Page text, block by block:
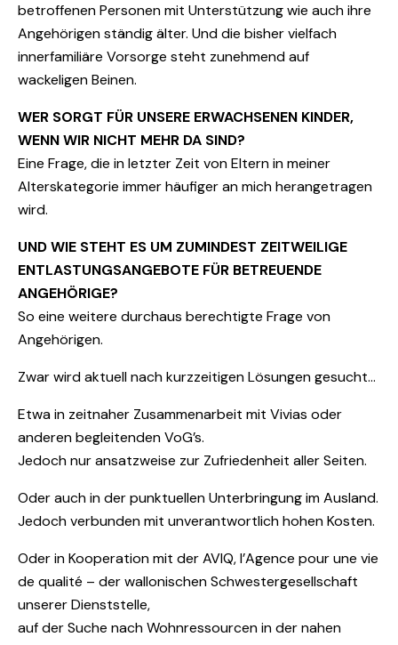
betroffenen Personen mit Unterstützung wie auch ihre
Angehörigen ständig älter. Und die bisher vielfach
innerfamiliäre Vorsorge steht zunehmend auf
wackeligen Beinen.
WER SORGT FÜR UNSERE ERWACHSENEN KINDER,
WENN WIR NICHT MEHR DA SIND?
Eine Frage, die in letzter Zeit von Eltern in meiner
Alterskategorie immer häufiger an mich herangetragen
wird.
UND WIE STEHT ES UM ZUMINDEST ZEITWEILIGE
ENTLASTUNGSANGEBOTE FÜR BETREUENDE
ANGEHÖRIGE?
So eine weitere durchaus berechtigte Frage von
Angehörigen.
Zwar wird aktuell nach kurzzeitigen Lösungen gesucht…
Etwa in zeitnaher Zusammenarbeit mit Vivias oder
anderen begleitenden VoG’s.
Jedoch nur ansatzweise zur Zufriedenheit aller Seiten.
Oder auch in der punktuellen Unterbringung im Ausland.
Jedoch verbunden mit unverantwortlich hohen Kosten.
Oder in Kooperation mit der AVIQ, l’Agence pour une vie
de qualité – der wallonischen Schwestergesellschaft
unserer Dienststelle,
auf der Suche nach Wohnressourcen in der nahen